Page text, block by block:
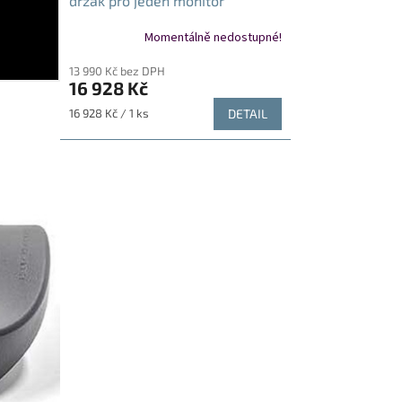
Momentálně nedostupné!
13 990 Kč bez DPH
16 928 Kč
Měrná
16 928 Kč / 1 ks DETAIL